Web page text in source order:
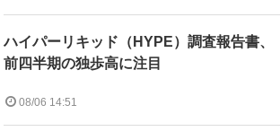
ハイパーリキッド（HYPE）調査報告書、
前四半期の独歩高に注目
08/06 14:51